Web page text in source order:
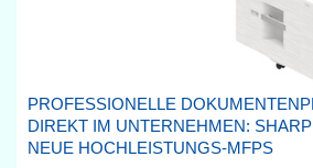
PROFESSIONELLE
DIREKT IM UNTERNEHMEN:
NEUE HOCHLEISTUNGS-MFPS